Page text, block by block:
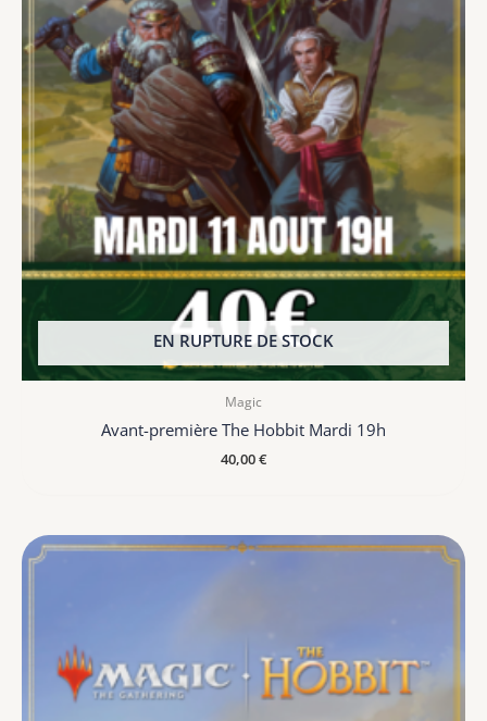
EN RUPTURE DE STOCK
Magic
Avant-première The Hobbit Mardi 19h
40,00€